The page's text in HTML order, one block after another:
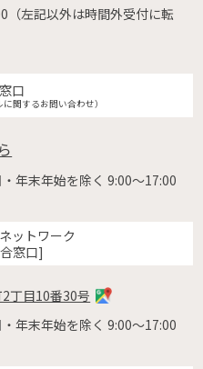
（左記以外は時間外受付に転
口
関するお問い合わせ）
年末年始を除く 9:00〜17:00
ットワーク
窓口]
丁目10番30号
年末年始を除く 9:00〜17:00